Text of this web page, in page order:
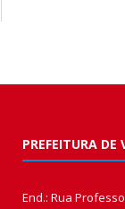
PREFEITURA DE
End.: Rua